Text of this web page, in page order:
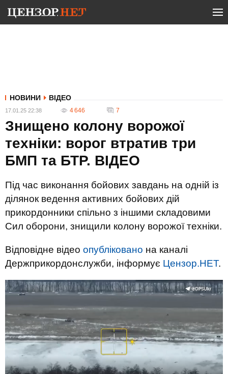
НОВИНИ ВІДЕО
17.01.25 22:38 4 646 7
Знищено колону ворожої
техніки: ворог втратив три
БМП та БТР. ВIДЕО
Під час виконання бойових завдань на одній із
ділянок ведення активних бойових дій
прикордонники спільно з іншими складовими
Сил оборони, знищили колону ворожої техніки.
Відповідне відео опубліковано на каналі
Держприкордонслужби, інформує Цензор.НЕТ.